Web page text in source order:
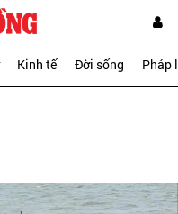
Kinh tế Đời sống Pháp